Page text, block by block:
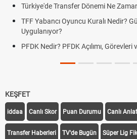
Türkiye'de Transfer Dönemi Ne
TFF Yabancı Oyuncu Kuralı Nedir?
Uygulanıyor?
PFDK Nedir? PFDK Açılımı,
KEŞFET
iddaa Canlı Skor Puan Durumu Canlı
Transfer Haberleri TV'de Bugün Süper Lig